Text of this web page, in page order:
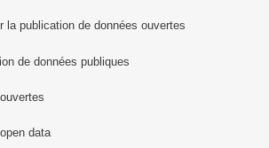
la publication de données ouvertes
de données publiques
data